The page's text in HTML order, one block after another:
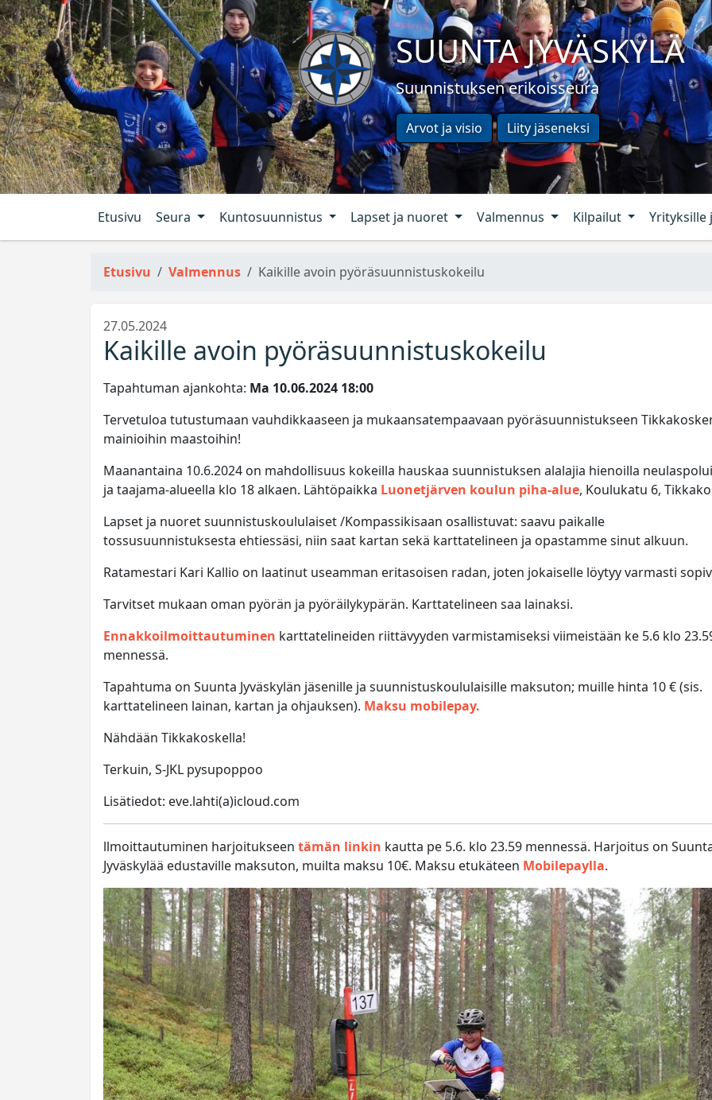
SUUNTA JYVÄSKYLÄ
Suunnistuksen erikoisseura
Arvot ja visio Liity jäseneksi
Etusivu Seura Kuntosuunnistus Lapset ja nuoret Valmennus Kilpailut Yrityksille
Etusivu Valmennus Kaikille avoin pyöräsuunnis­tuskokeilu
27.05.2024
Kaikille avoin pyöräsuunnis­tuskokeilu
Tapahtuman ajankohta: Ma 10.06.2024 18:00­
Tervetuloa tutustumaan vauhdikkaaseen ja mukaansatempaavaan pyöräsuunnistukseen
mainioihin maastoihin!
Maanantaina 10.6.2024 on mahdollisuus kokeilla hauskaa suunnistuksen alalajia hienoilla
ja taajama-alueella klo 18 alkaen. Lähtöpaikka Luonetjärven koulun piha-alue, Koulukatu 6,
Lapset ja nuoret suunnistuskoululaiset /Kompassikisaan osallistuvat: saavu paikalle
tossusuunnistuksesta ehtiessäsi, niin saat kartan sekä karttatelineen ja opastamme sinut alkuun.
Ratamestari Kari Kallio on laatinut useamman eritasoisen radan, joten jokaiselle löytyy varmasti
Tarvitset mukaan oman pyörän ja pyöräilykypärän. Karttatelineen saa lainaksi.
Ennakkoilmoittautuminen karttatelineiden riittävyyden varmistamiseksi viimeistään ke 5.6 klo
mennessä.
Tapahtuma on Suunta Jyväskylän jäsenille ja suunnistuskoululaisille maksuton; muille hinta 10 € (sis.
karttatelineen lainan, kartan ja ohjauksen). Maksu mobilepay.
Nähdään Tikkakoskella!
Terkuin, S-JKL pysupoppoo
Lisätiedot: eve.lahti(a)icloud.com
llmoittautuminen harjoitukseen tämän linkin kautta pe 5.6. klo 23.59 mennessä. Harjoitus on
Jyväskylää edustaville maksuton, muilta maksu 10€. Maksu etukäteen Mobilepaylla.